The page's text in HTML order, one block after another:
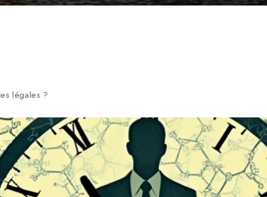
légales ?